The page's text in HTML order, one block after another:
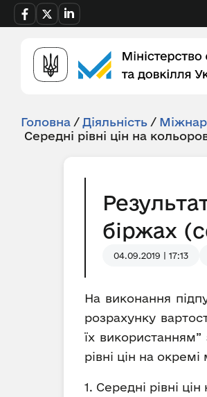
Головна / Діяльність /
Середні рівні цін на
біржах
04.09.2019 | 17:13
На виконання
розрахунку
їх
рівні цін на
1. Середні рівні